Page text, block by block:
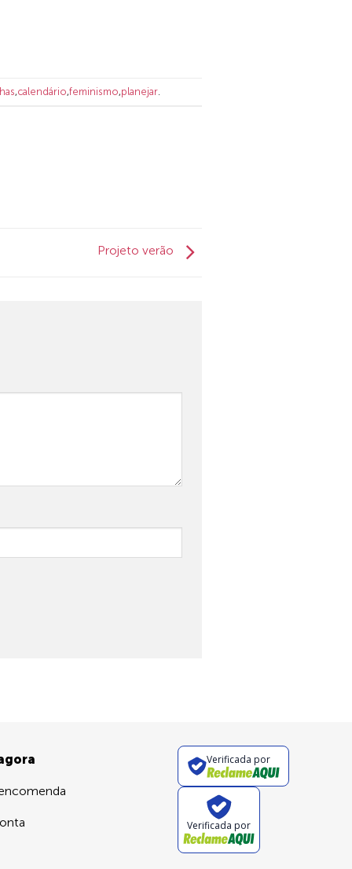
,calendário,feminismo,planejar
Projeto verão
Verificada por
Verificada por